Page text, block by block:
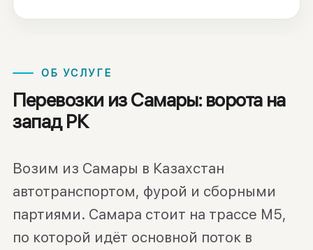
ОБ УСЛУГЕ
Перевозки из Самары: ворота на
запад РК
Возим из Самары в Казахстан
автотранспортом, фурой и сборными
партиями. Самара стоит на трассе М5,
по которой идёт основной поток в